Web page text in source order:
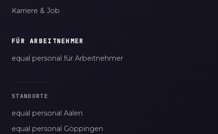
Karriere & Job
FÜR ARBEITNEHMER
equal personal für Arbeitnehmer
STANDORTE
equal personal Aalen
equal personal Göppingen